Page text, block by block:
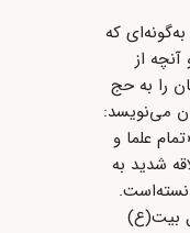
که
نداشت و آنچه از
را به حج
می‌نویسد:
علما و
شدید به
بیت(ع)